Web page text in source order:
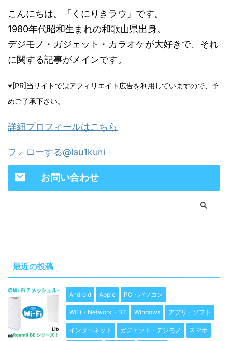
こんにちは。「くにりきラウ」です。
1980年代昭和生まれの和歌山県出身。
デジモノ・ガジェット・カラオケが大好きで、それ
に関する記事がメインです。
※[PR]当サイトではアフィリエイト広告を利用していますので、予
めご了承下さい。
詳細プロフィールはこちら
フォローする@lau1kuni
お問い合わせ
最近の投稿
Android Apple PC・パソコン
WiFi・Network・BT Windows アプリ・ソフト
インターネット ガジェット・デジモノ スマホ